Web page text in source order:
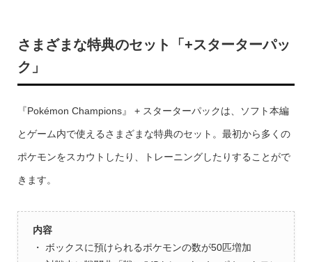
さまざまな特典のセット「+スターターパッ
ク」
『Pokémon Champions』 + スターターパックは、ソフト本編
とゲーム内で使えるさまざまな特典のセット。最初から多くの
ポケモンをスカウトしたり、トレーニングしたりすることがで
きます。
内容
・ ボックスに預けられるポケモンの数が50匹増加